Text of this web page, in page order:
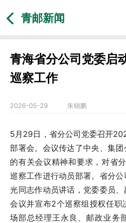
青邮新闻
青海省分公司党委启
巡察工作
2026-05-29 朱锦鹏
5月29日，省分公司党委召开
部署会。会议传达了中央、集
的有关会议精神和要求，对省
巡察工作进行动员部署。省分
光同志作动员讲话，党委委员
会议并宣布2个巡察组授权任职
场部总经理王永良、邮政业务